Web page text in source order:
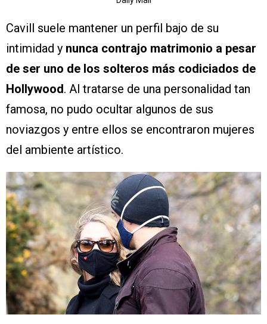
Cavill suele mantener un perfil bajo de su
intimidad y nunca contrajo matrimonio a pesar
de ser uno de los solteros más codiciados de
Hollywood. Al tratarse de una personalidad tan
famosa, no pudo ocultar algunos de sus
noviazgos y entre ellos se encontraron mujeres
del ambiente artístico.